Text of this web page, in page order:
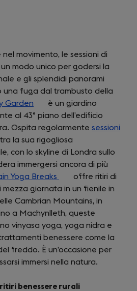
movimento, le sessioni di
modo unico per godersi la
e gli splendidi panorami
fuga dal trambusto della
Garden (opens
in
a
new
tab)
è un giardino
al 43° piano dell’edificio
Ospita regolarmente sessioni
tra la sua rigogliosa
con lo skyline di Londra sullo
immergersi ancora di più
Yoga Breaks
(opens
in
a
new
tab)
offre ritiri di
giornata in un fienile in
Cambrian Mountains, in
a Machynlleth, queste
vinyasa yoga, yoga nidra e
benessere come la
freddo. È un’occasione per
immersi nella natura.
benessere rurali